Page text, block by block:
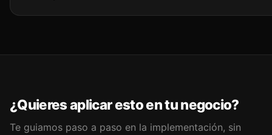
¿Quieres aplicar esto en tu negocio?
Te guiamos paso a paso en la implementación, sin